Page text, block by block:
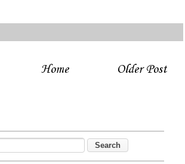
Older Post
Home